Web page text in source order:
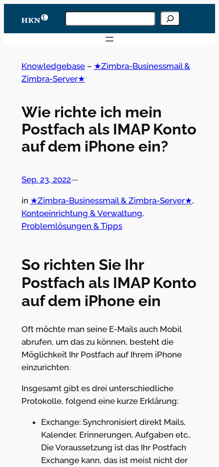
Inhalt
springen
Knowledgebase
durchsuchen
Knowledgebase– ★Zimbra-Businessmail &
Zimbra-Server★
Wie richte ich mein
Postfach als IMAP Konto
auf dem iPhone ein?
Sep. 23, 2022—
in ★Zimbra-Businessmail & Zimbra-Server★
Kontoeinrichtung & Verwaltung
Problemlösungen & Tipps
So richten Sie Ihr
Postfach als IMAP Konto
auf dem iPhone ein
Oft möchte man seine E-Mails auch Mobil
abrufen, um das zu können, besteht die
Möglichkeit Ihr Postfach auf Ihrem iPhone
einzurichten.
Insgesamt gibt es drei unterschiedliche
Protokolle, folgend eine kurze Erklärung:
Exchange: Synchronisiert direkt Mails,
Kalender, Erinnerungen, Aufgaben etc..
Die Voraussetzung ist das Ihr Postfach
Exchange kann, das ist meist nicht der